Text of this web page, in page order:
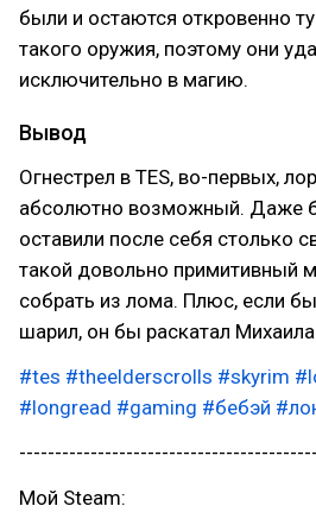
были и остаются откровенно
такого оружия, поэтому они
исключительно в магию.
Вывод
Огнестрел в TES, во-первых,
абсолютно возможный. Даже
оставили после себя столько
такой довольно примитивный
собрать из лома. Плюс, если
шарил, он бы раскатал
#tes #theelderscrolls #skyrim
#longread #gaming #бебэй
Мой Steam: